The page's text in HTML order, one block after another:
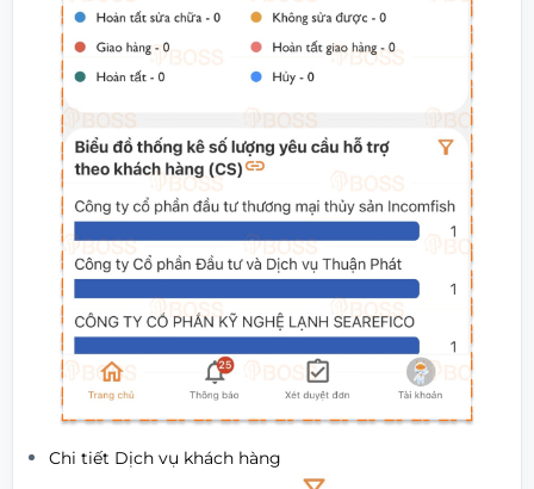
Chi tiết Dịch vụ khách hàng